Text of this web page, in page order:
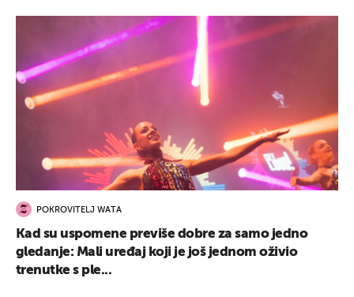
POKROVITELJ WATA
Kad su uspomene previše dobre za samo jedno
gledanje: Mali uređaj koji je još jednom oživio
trenutke s ple...